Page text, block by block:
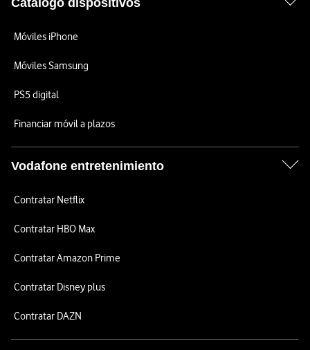
Catálogo dispositivos
Móviles iPhone
Móviles Samsung
PS5 digital
Financiar móvil a plazos
Vodafone entretenimiento
Contratar Netflix
Contratar HBO Max
Contratar Amazon Prime
Contratar Disney plus
Contratar DAZN